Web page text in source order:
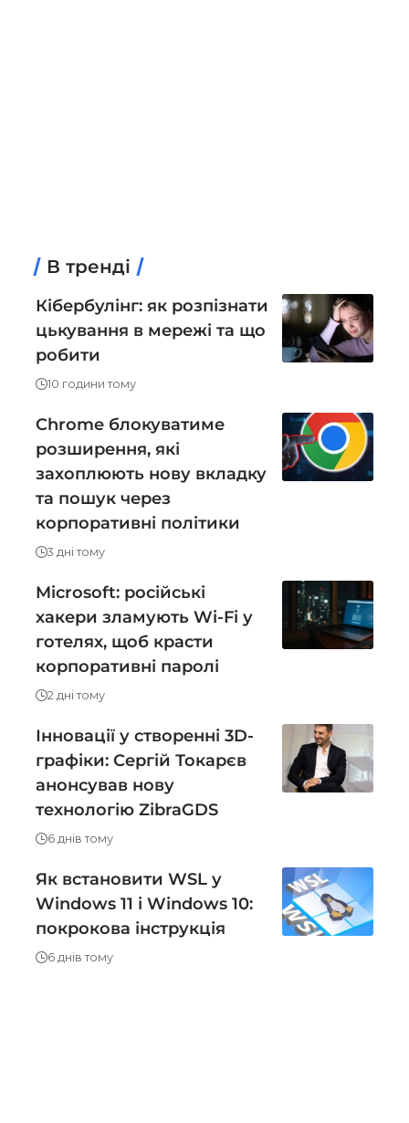
В тренді
Кібербулінг: як розпізнати
цькування в мережі та що
робити
10 години тому
Chrome блокуватиме
розширення, які
захоплюють нову вкладку
та пошук через
корпоративні політики
3 дні тому
Microsoft: російські
хакери зламують Wi-Fi у
готелях, щоб красти
корпоративні паролі
2 дні тому
Інновації у створенні 3D-
графіки: Сергій Токарєв
анонсував нову
технологію ZibraGDS
6 днів тому
Як встановити WSL у
Windows 11 і Windows 10:
покрокова інструкція
6 днів тому